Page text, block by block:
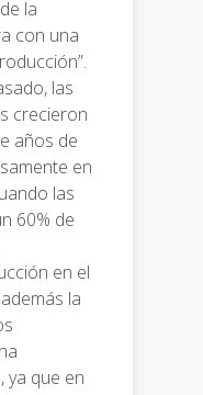
la
con una
las
crecieron
años de
en
las
60% de
en el
la
ya que en